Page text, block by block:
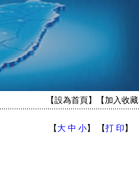
【設為首頁】【加入收藏
【大 中 小】 【打 印 】